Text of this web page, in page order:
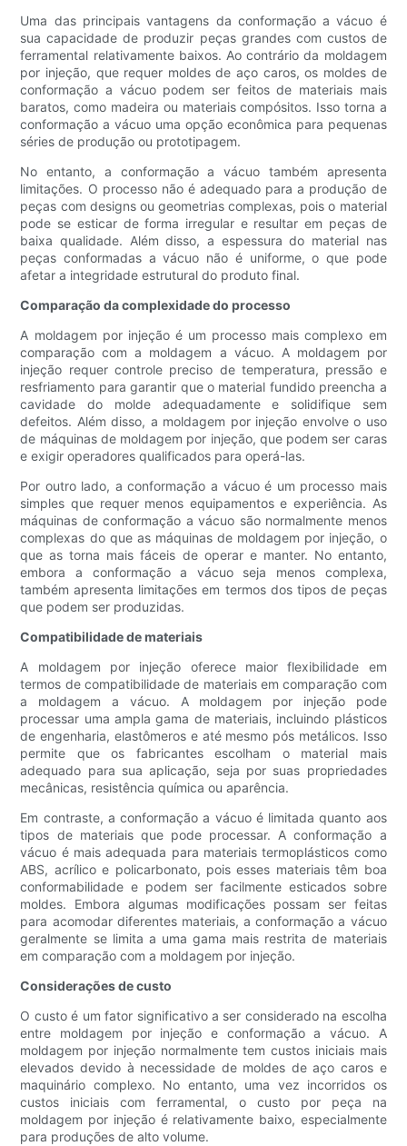
Uma das principais vantagens da conformação a vácuo é
sua capacidade de produzir peças grandes com custos de
ferramental relativamente baixos. Ao contrário da moldagem
por injeção, que requer moldes de aço caros, os moldes de
conformação a vácuo podem ser feitos de materiais mais
baratos, como madeira ou materiais compósitos. Isso torna a
conformação a vácuo uma opção econômica para pequenas
séries de produção ou prototipagem.
No entanto, a conformação a vácuo também apresenta
limitações. O processo não é adequado para a produção de
peças com designs ou geometrias complexas, pois o material
pode se esticar de forma irregular e resultar em peças de
baixa qualidade. Além disso, a espessura do material nas
peças conformadas a vácuo não é uniforme, o que pode
afetar a integridade estrutural do produto final.
Comparação da complexidade do processo
A moldagem por injeção é um processo mais complexo em
comparação com a moldagem a vácuo. A moldagem por
injeção requer controle preciso de temperatura, pressão e
resfriamento para garantir que o material fundido preencha a
cavidade do molde adequadamente e solidifique sem
defeitos. Além disso, a moldagem por injeção envolve o uso
de máquinas de moldagem por injeção, que podem ser caras
e exigir operadores qualificados para operá-las.
Por outro lado, a conformação a vácuo é um processo mais
simples que requer menos equipamentos e experiência. As
máquinas de conformação a vácuo são normalmente menos
complexas do que as máquinas de moldagem por injeção, o
que as torna mais fáceis de operar e manter. No entanto,
embora a conformação a vácuo seja menos complexa,
também apresenta limitações em termos dos tipos de peças
que podem ser produzidas.
Compatibilidade de materiais
A moldagem por injeção oferece maior flexibilidade em
termos de compatibilidade de materiais em comparação com
a moldagem a vácuo. A moldagem por injeção pode
processar uma ampla gama de materiais, incluindo plásticos
de engenharia, elastômeros e até mesmo pós metálicos. Isso
permite que os fabricantes escolham o material mais
adequado para sua aplicação, seja por suas propriedades
mecânicas, resistência química ou aparência.
Em contraste, a conformação a vácuo é limitada quanto aos
tipos de materiais que pode processar. A conformação a
vácuo é mais adequada para materiais termoplásticos como
ABS, acrílico e policarbonato, pois esses materiais têm boa
conformabilidade e podem ser facilmente esticados sobre
moldes. Embora algumas modificações possam ser feitas
para acomodar diferentes materiais, a conformação a vácuo
geralmente se limita a uma gama mais restrita de materiais
em comparação com a moldagem por injeção.
Considerações de custo
O custo é um fator significativo a ser considerado na escolha
entre moldagem por injeção e conformação a vácuo. A
moldagem por injeção normalmente tem custos iniciais mais
elevados devido à necessidade de moldes de aço caros e
maquinário complexo. No entanto, uma vez incorridos os
custos iniciais com ferramental, o custo por peça na
moldagem por injeção é relativamente baixo, especialmente
para produções de alto volume.